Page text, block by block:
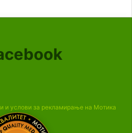
и услови за рекламирање на Мотика